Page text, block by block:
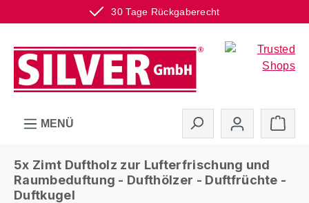
30 Tage Rückgaberecht
Zum Hauptinhalt springen
MENÜ
5x Zimt Duftholz zur Lufterfrischung und
Raumbeduftung - Dufthölzer - Duftfrüchte -
Duftkugel